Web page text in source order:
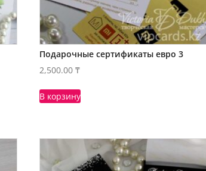
Подарочные сертификаты евро 3
2,500.00₸
В корзину